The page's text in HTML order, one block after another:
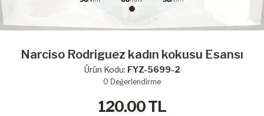
Narciso Rodriguez kadın kokusu Esansı
Ürün Kodu: FYZ-5699-2
0 Değerlendirme
120.00TL